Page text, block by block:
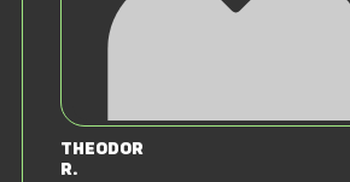
Theodor
R.